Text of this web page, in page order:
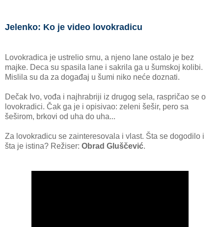
Jelenko: Ko je video lovokradicu
Lovokradica je ustrelio srnu, a njeno lane ostalo je bez
majke. Deca su spasila lane i sakrila ga u šumskoj kolibi.
Mislila su da za događaj u šumi niko neće doznati.
Dečak Ivo, vođa i najhrabriji iz drugog sela, raspričao se o
lovokradici. Čak ga je i opisivao: zeleni šešir, pero sa
šeširom, brkovi od uha do uha...
Za lovokradicu se zainteresovala i vlast. Šta se dogodilo i
šta je istina? Režiser: Obrad Gluščević.